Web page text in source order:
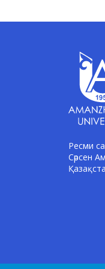
Ресми
Сәрсен